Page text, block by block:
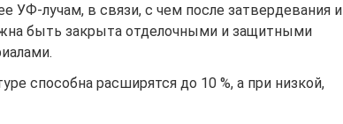
УФ-лучам, в связи, с чем после затвердевания и
быть закрыта отделочными и защитными
способна расширятся до 10 %, а при низкой,